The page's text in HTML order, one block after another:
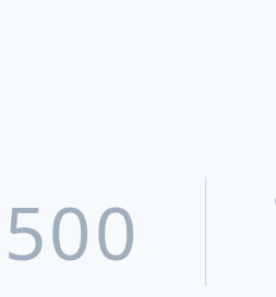
北京巴瑞医疗器械有限
武汉天润健康产品有限
500